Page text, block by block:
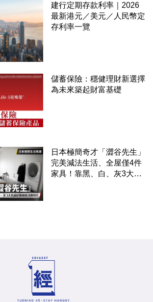
建行定期存款利率｜2026
最新港元／美元／人民幣定
存利率一覽
儲蓄保險：穩健理財新選擇
為未來築起財富基礎
日本極簡奇才「澀谷先生」
完美減法生活、全屋僅4件
家具！靠黑、白、灰3大色